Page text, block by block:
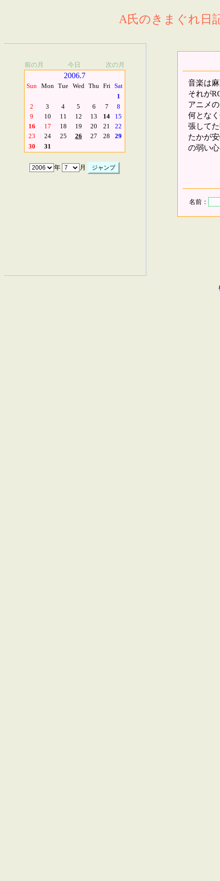
A氏のきまぐれ日
前の月 今日 次の月
2006.7
Sun Mon Tue Wed Thu Fri Sat
1
2
3 4 5 6 7
8
9
10 11 12 13 14
15
16
17 18 19 20 21
22
23
24 25 26 27 28
29
30
31
年 月
音楽は
それが
アニメ
何とな
張して
たかが
の弱い
名前：